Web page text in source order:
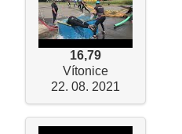
16,79
Vítonice
22. 08. 2021